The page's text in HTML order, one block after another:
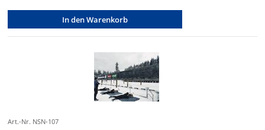
In den Warenkorb
Art.-Nr. NSN-107